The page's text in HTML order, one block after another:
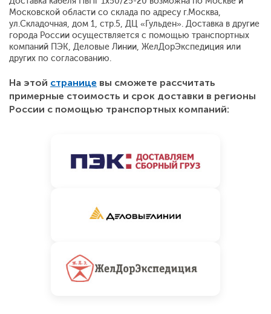
Московской области со склада по адресу г.Москва,
ул.Складочная, дом 1, стр.5, ДЦ «Гульден». Доставка в другие
города России осуществляется с помощью транспортных
компаний ПЭК, Деловые Линии, ЖелДорЭкспедиция или
других по согласованию.
На этой странице вы сможете рассчитать
примерные стоимость и срок доставки в регионы
России с помощью транспортных компаний: